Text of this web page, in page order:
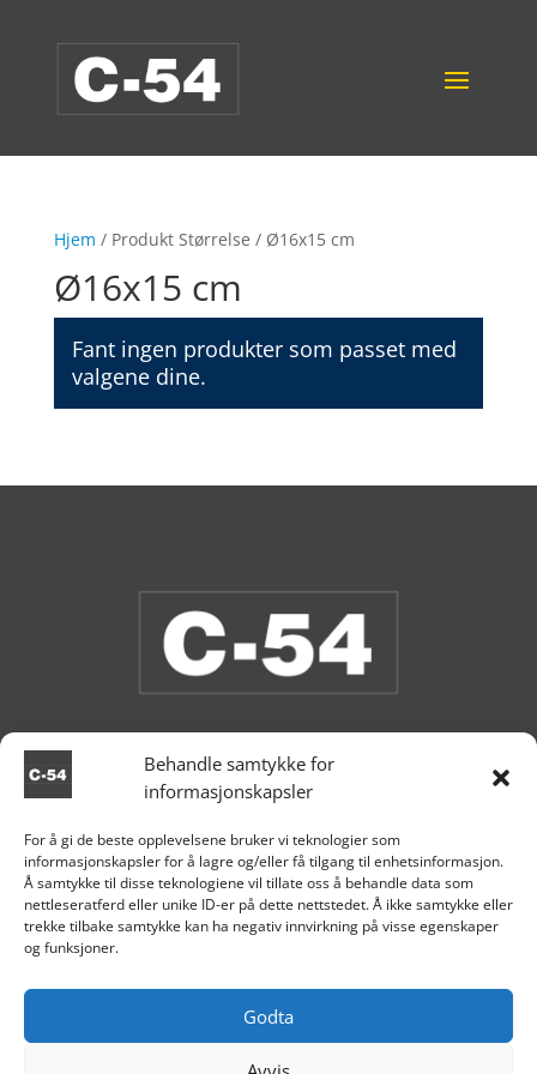
Behandle samtykke for
informasjonskapsler
For å gi de beste opplevelsene bruker vi teknologier som
informasjonskapsler for å lagre og/eller få tilgang til enhetsinformasjon.
Å samtykke til disse teknologiene vil tillate oss å behandle data som
nettleseratferd eller unike ID-er på dette nettstedet. Å ikke samtykke eller
trekke tilbake samtykke kan ha negativ innvirkning på visse egenskaper
og funksjoner.
Godta
Hjem / Produkt Størrelse / Ø16x15 cm
Ø16x15 cm
Fant ingen produkter som passet med
valgene dine.

Aksdal

+47 995 81 519
 post@c54.no
Org nr. 915 859 313